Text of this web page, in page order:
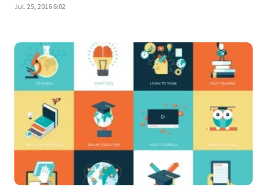
Jul. 25, 2016 6:02